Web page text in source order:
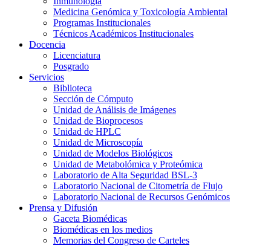
Medicina Genómica y Toxicología Ambiental
Programas Institucionales
Técnicos Académicos Institucionales
Docencia
Licenciatura
Posgrado
Servicios
Biblioteca
Sección de Cómputo
Unidad de Análisis de Imágenes
Unidad de Bioprocesos
Unidad de HPLC
Unidad de Microscopía
Unidad de Modelos Biológicos
Unidad de Metabolómica y Proteómica
Laboratorio de Alta Seguridad BSL-3
Laboratorio Nacional de Citometría de Flujo
Laboratorio Nacional de Recursos Genómicos
Prensa y Difusión
Gaceta Biomédicas
Biomédicas en los medios
Memorias del Congreso de Carteles